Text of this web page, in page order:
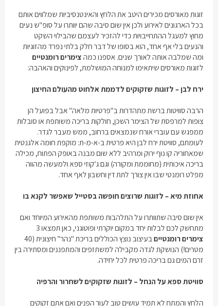
זוגות מאורסים מכירים היטב את הלחץ והאינטנסיביות שמלווים אותם
בכל הארגונים לאירוע ולכן אין שום סיבה שהם יוותרו על סופ"ש נעים
מחוץ למעגל ההתחייבויות כדי להזכיר לעצמם שהבילוי השקט
והנעים בלי אף אחד, הוא בסופו של דבר חלק בלתי נפרד מהזוגיות
ומה שמלבה אותה לאורך שנים. אספנו כמהצימרים רומנטיים
לזוגות מאורסים שיתאימו למנוחה המושלמת, לפינוקים והאהבה:
ירח לבן – לזוגות שזקוקים לדממת אלחוט מהעולם החיצון
הרבה סוויטות ברשת מתהדרות ב"פרטיות מלאה" אבל בפועל הן
צופות למרפסת של הצימר השכן, חולקות בריכה משותפת או סובלות
ממפגש עם עוברי אורח שנמצאים ברחוב, ממש מעבר לגדר.
לעומתם, סוויטת ירח לבן היא פרטית ב-א-מ-ת: מוקפת חומה אלגנטית
שמאחוריה קו נוף ירוק ומרהיב ללא שום מבנה באופק הפתוח, מכילה
בריכה איכותית (מחוממת ומקורה) וגם ג'קוזי ספא ולמעשה מהווה
מפלט רומנטי שבו אין צורך לתת דין וחשבון לאף אחד.
אחוזת מיא – לזוגות שרוצים חופשה בסטייל שאפשר לקנא בו
אין שום סיבה שתוותרו על התלהבות משותפת מהאירוע המיוחד ואם
מתחשק לכם לבלות יחד במקום יוקרתי ופוטוגני, כאן תמצאו 3
צימרים רומנטיים
בעיצוב נוצץ הכוללים בריכת "נהר" חיצונית (40
מטרים!) הנושקת לגדה מקבילה למשתזפים והמתפננים ומסתירה בין
זרם המים גם בריכה פרטית לכל יחידה.
סוויטת ספא על הנחל – לזוגות שזקוקים לשחרור והרפיה
הלחץ והמתח לא תמיד עושים טוב לעור הפנים ואם אתם זקוקים